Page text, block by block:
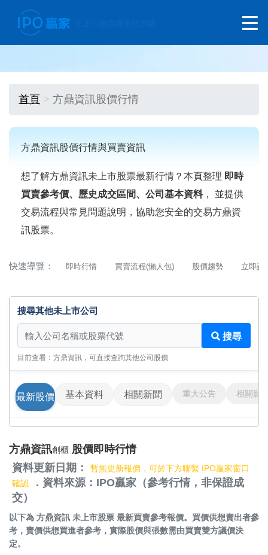
首頁 方鼎資訊股價行情
方鼎資訊股價行情與買賣資訊
想了解方鼎資訊未上市股票最新行情？本頁整理 即時
買賣參考價、歷史成交區間、公司基本資料， 並提供
交易流程與常見問題說明，協助您安全的交易方鼎資
訊股票。
快速導覽： 即時行情 買賣流程(懶人包) 股價趨勢 立即詢
搜尋其他未上市公司
搜尋其他未上市公司
搜尋
目前查看：方鼎資訊，可直接查詢其他公司股價
最新股價 基本資料 相關新聞 重大公告 相關影
方鼎資訊創櫃 股價即時行情
資料更新日期：
暫無更新報價，可於下方聯繫 IPO贏家窗口
確認
．資料來源：IPO贏家（參考行情，非保證成
交）
以下為 方鼎資訊 未上市股票 最新買賣參考報價。買價供想賣出者參
考，賣價供想買進者參考，實際股價與張數需由買賣雙方議價決
定。